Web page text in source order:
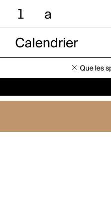
l a
Calendrier
Que les